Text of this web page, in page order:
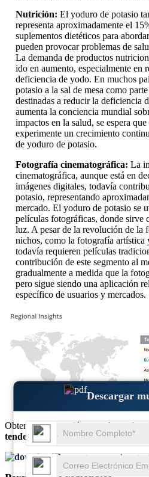
Descargar
Nutrición: El yoduro de potasio
representa aproximadamente el
suplementos dietéticos para
pueden provocar problemas de
La demanda de productos
ido en aumento, especialmente en
deficiencia de yodo. En muchos
potasio a la sal de mesa como
destinadas a reducir la deficiencia
aumenta la conciencia mundial
impactos en la salud, se espera
experimente un crecimiento
de yoduro de potasio.
Fotografía cinematográfica: La
cinematográfica, aunque está en
imágenes digitales, todavía
potasio, representando
mercado. El yoduro de potasio se
películas fotográficas, donde sirve
luz. A pesar de la revolución de la
nichos, como la fotografía artística
todavía requieren películas
contribución de este segmento al
gradualmente a medida que la
pero sigue siendo una aplicación
específico de usuarios y mercados.
Obtenga información completa sobre
tendencias de crecimiento
Descargar muestra